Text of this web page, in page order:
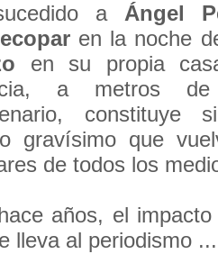
a Ángel
en la noche
en su propia
a metros
constituye
gravísimo que
de todos los
años, el
lleva al periodismo ...